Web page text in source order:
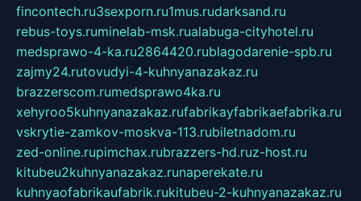
fincontech.ru3sexporn.ru1mus.rudarksand.ru
rebus-toys.ruminelab-msk.rualabuga-cityhotel.ru
medsprawo-4-ka.ru2864420.rublagodarenie-spb.ru
zajmy24.rutovudyi-4-kuhnyanazakaz.ru
brazzerscom.rumedsprawo4ka.ru
xehyroo5kuhnyanazakaz.rufabrikayfabrikaefabrika.ru
vskrytie-zamkov-moskva-113.rubiletnadom.ru
zed-online.rupimchax.rubrazzers-hd.ruz-host.ru
kitubeu2kuhnyanazakaz.runaperekate.ru
kuhnyaofabrikaufabrik.rukitubeu-2-kuhnyanazakaz.ru